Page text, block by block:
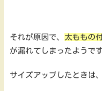
それが原因で、 太ももの
が漏れてしまったようで
サイズアップしたときは